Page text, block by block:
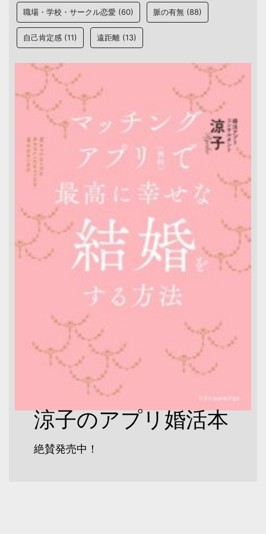
職場・学校・サークル恋愛 (60) 脈の有無 (88)
自己肯定感 (11) 遠距離 (13)
涼子のアプリ婚活本
絶賛発売中！